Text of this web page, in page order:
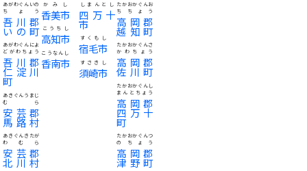
吾川郡
いの町
あがわぐんいの
ちょう
吾川郡
仁淀川
町
あがわぐんによ
どがわちょう
安芸郡
馬路村
あきぐんうまじ
むら
安芸郡
北川村
あきぐんきたが
わむら
香美市
かみし
高知市
こうちし
香南市
こうなんし
四万十
市
しまんとし
宿毛市
すくもし
須崎市
すさきし
高岡郡
越知町
たかおかぐんお
ちちょう
高岡郡
佐川町
たかおかぐんさ
かわちょう
高岡郡
四万十
町
たかおかぐんし
まんとちょう
高岡郡
津野町
たかおかぐんつ
のちょう